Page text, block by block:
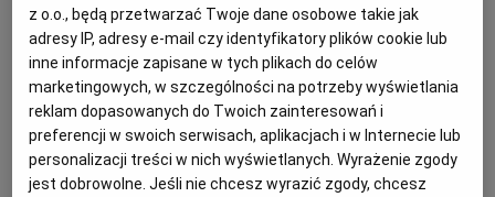
KUCHNIA NIEMIECKA
KATOWICE
KIELCE
KOSZALIN
NASZA EUROPA
SŁÓWKA. MAGAZYN O JĘZYKU
INNE SERWISY
GAZETA.PL
TOK FM
z o.o., będą przetwarzać Twoje dane osobowe takie jak
adresy IP, adresy e-mail czy identyfikatory plików cookie lub
inne informacje zapisane w tych plikach do celów
marketingowych, w szczególności na potrzeby wyświetlania
reklam dopasowanych do Twoich zainteresowań i
preferencji w swoich serwisach, aplikacjach i w Internecie lub
personalizacji treści w nich wyświetlanych. Wyrażenie zgody
jest dobrowolne. Jeśli nie chcesz wyrazić zgody, chcesz